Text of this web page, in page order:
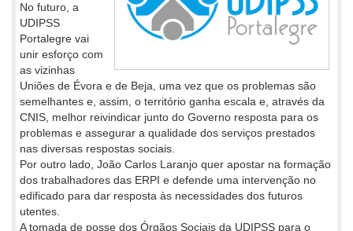
No futuro, a
UDIPSS
Portalegre vai
unir esforço com
as vizinhas
Uniões de Évora e de Beja, uma vez que os problemas são
semelhantes e, assim, o território ganha escala e, através da
CNIS, melhor reivindicar junto do Governo resposta para os
problemas e assegurar a qualidade dos serviços prestados
nas diversas respostas sociais.
Por outro lado, João Carlos Laranjo quer apostar na formação
dos trabalhadores das ERPI e defende uma intervenção no
edificado para dar resposta às necessidades dos futuros
utentes.
A tomada de posse dos Órgãos Sociais da UDIPSS para o